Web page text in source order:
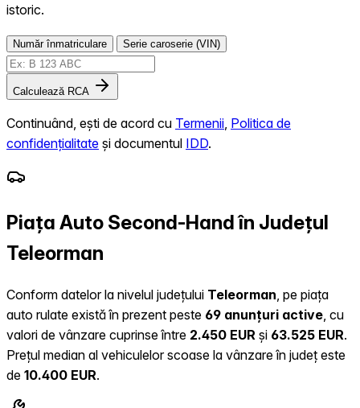
istoric.
Număr înmatriculare Serie caroserie (VIN)
Calculează RCA
Continuând, ești de acord cu Termenii Politica de
confidențialitate și documentul IDD.
Piața Auto Second-Hand în Județul
Teleorman
Conform datelor la nivelul județului Teleorman , pe piața
auto rulate există în prezent peste 69 anunțuri active , cu
valori de vânzare cuprinse între 2.450 EUR și 63.525 EUR.
Prețul median al vehiculelor scoase la vânzare în județ este
de 10.400 EUR.